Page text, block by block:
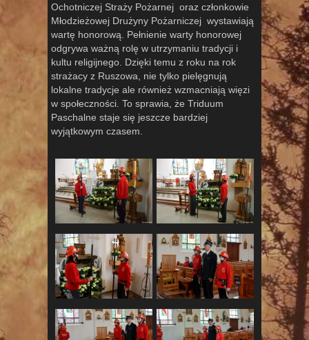
Ochotniczej Straży Pożarnej oraz członkowie
Młodzieżowej Drużyny Pożarniczej wystawiają
wartę honorową. Pełnienie warty honorowej
odgrywa ważną rolę w utrzymaniu tradycji i
kultu religijnego. Dzięki temu z roku na rok
strażacy z Ruszowa, nie tylko pielęgnują
lokalne tradycje ale również wzmacniają więzi
w społeczności. To sprawia, że Triduum
Paschalne staje się jeszcze bardziej
wyjątkowym czasem.